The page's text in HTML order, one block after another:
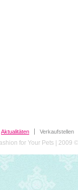
Aktualitäten Verkaufstellen
for Your Pets | 2009